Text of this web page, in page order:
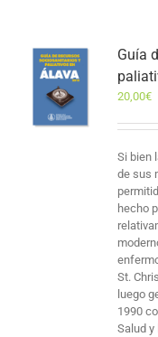
Guía
20,00€
Si bien
de sus
hecho
St.
luego
1990
Salud